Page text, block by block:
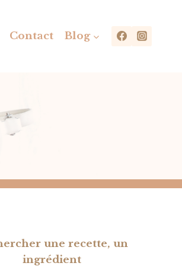
Contact Blog
une recette, un
ingrédient